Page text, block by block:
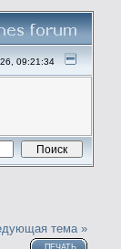
09:21:34
тема »
ПЕЧАТЬ